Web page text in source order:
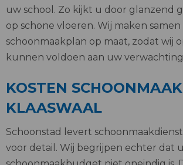
uw school. Zo kijkt u door glanzend
op schone vloeren. Wij maken
schoonmaakplan op maat, zodat wij
kunnen voldoen aan uw
KOSTEN
KLAASWAAL
Schoonstad levert
voor detail. Wij begrijpen echter dat